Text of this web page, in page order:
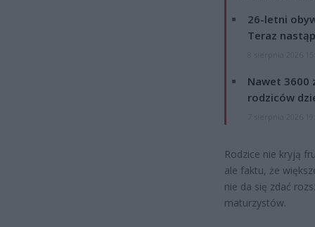
26-letni
Teraz
Nawet 3600
rodziców
Rodzice nie kryją
ale faktu, że
nie da się zdać
maturzystów.